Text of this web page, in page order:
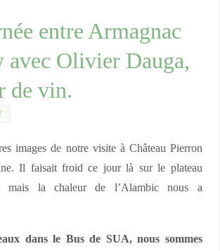
entre Armagnac
avec Olivier Dauga,
de vin.
images de notre visite à Château Pierron
Il faisait froid ce jour là sur le plateau
mais la chaleur de l’Alambic nous a
dans le Bus de SUA, nous sommes